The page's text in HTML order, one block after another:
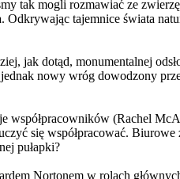
tak mogli rozmawiać ze
Odkrywając tajemnice świata
jak dotąd, monumentalnej
nowy wróg dowodzony
(Rachel
się współpracować.
pułapki?
Nortonem w rolach